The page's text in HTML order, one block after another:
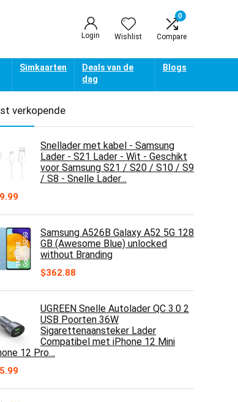
Login Wishlist
0
Compare
Simkaarten
Deals van de
dag
Blogs
verkopende
Snellader met kabel - Samsung
Lader - S21 Lader - Wit - Geschikt
voor Samsung S21 / S20 / S10 / S9
/ S8 - Snelle Lader…
Samsung A526B Galaxy A52 5G 128
GB (Awesome Blue) unlocked
without Branding
$362.88
UGREEN Snelle Autolader QC 3.0 2
USB Poorten 36W
Sigarettenaansteker Lader
Compatibel met iPhone 12 Mini
12 Pro…